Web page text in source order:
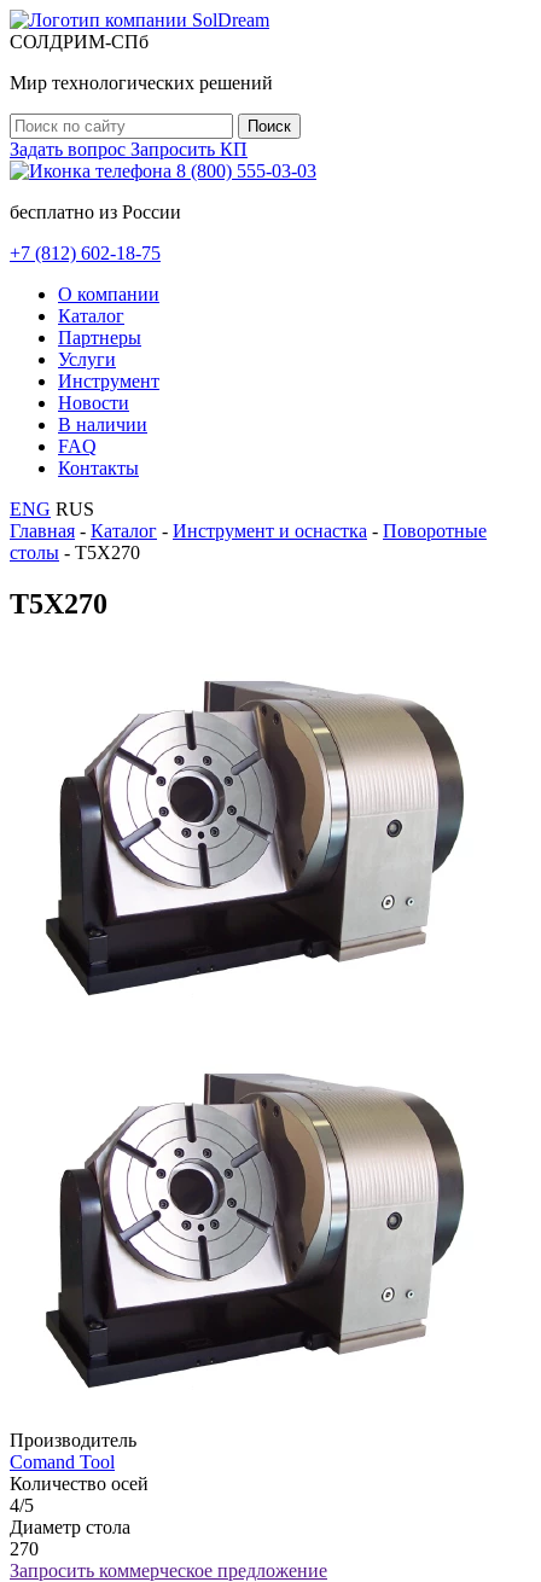
СОЛДРИМ-СПб
Мир технологических решений
Задать вопрос Запросить КП
8 (800) 555-03-03
бесплатно из России
+7 (812) 602-18-75
O компании
Каталог
Партнеры
Услуги
Инструмент
Новости
В наличии
FAQ
Контакты
ENG RUS
Главная - Каталог - Инструмент и оснастка - Поворотные
столы - T5X270
T5X270
Производитель
Comand Tool
Количество осей
4/5
Диаметр стола
270
Запросить коммерческое предложение